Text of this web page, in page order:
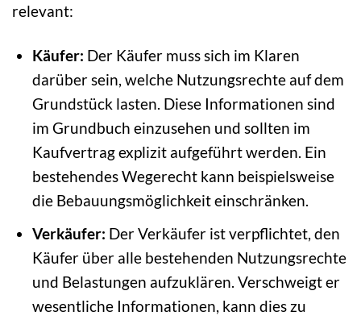
relevant:
Käufer: Der Käufer muss sich im Klaren
darüber sein, welche Nutzungsrechte auf dem
Grundstück lasten. Diese Informationen sind
im Grundbuch einzusehen und sollten im
Kaufvertrag explizit aufgeführt werden. Ein
bestehendes Wegerecht kann beispielsweise
die Bebauungsmöglichkeit einschränken.
Verkäufer: Der Verkäufer ist verpflichtet, den
Käufer über alle bestehenden Nutzungsrechte
und Belastungen aufzuklären. Verschweigt er
wesentliche Informationen, kann dies zu